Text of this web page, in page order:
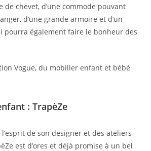
de chevet, d’une commode pouvant
d’une grande armoire et d’un
pourra également faire le bonheur des
Vogue, du mobilier enfant et bébé
: TrapèZe
de son designer et des ateliers
est d’ores et déjà promise à un bel